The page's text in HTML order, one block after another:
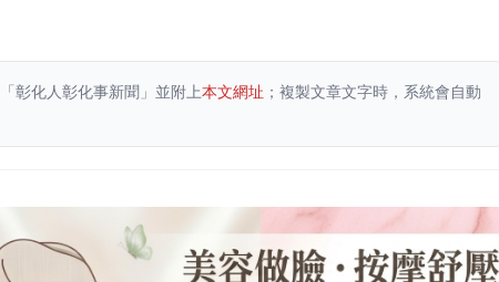
彰化人彰化事新聞」並附上本文網址 ；複製文章文字時，系統會自動